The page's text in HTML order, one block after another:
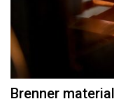
Brenner